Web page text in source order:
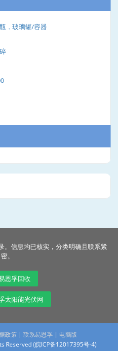
，玻璃罐/容器
。信息均已核实，分类明确且联系紧
密。
恩孚回收
太阳能光伏网
政策| 联系易恩孚 | 电脑版
Reserved (皖ICP备12017395号-4)